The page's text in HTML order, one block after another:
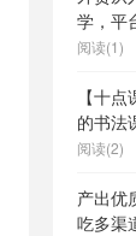
学，平
合，实
阅读(1)
【十
的书法
亮人生
阅读(2)
产出优
吃多渠